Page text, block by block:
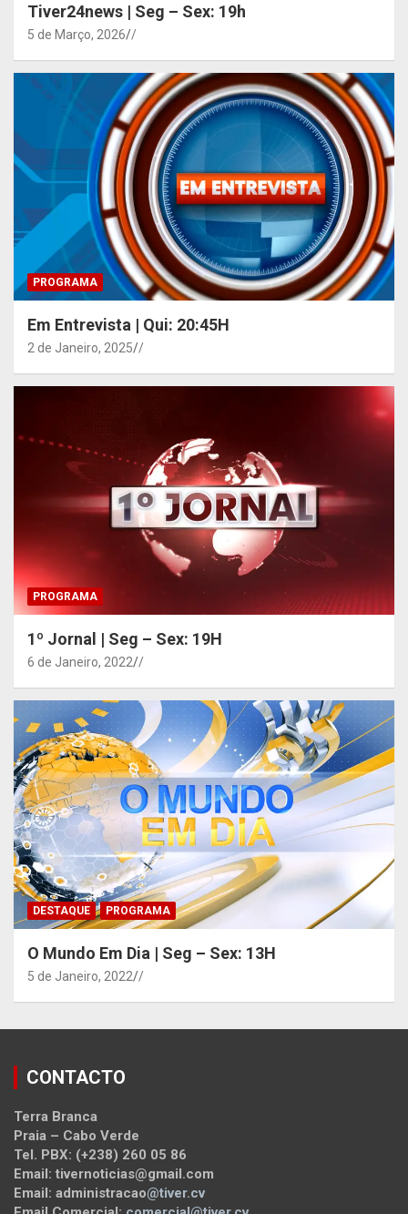
Tiver24news | Seg – Sex: 19h
5 de Março, 2026 /
PROGRAMA
Em Entrevista | Qui: 20:45H
2 de Janeiro, 2025 /
PROGRAMA
1º Jornal | Seg – Sex: 19H
6 de Janeiro, 2022 /
DESTAQUE PROGRAMA
O Mundo Em Dia | Seg – Sex: 13H
5 de Janeiro, 2022 /
CONTACTO
Terra Branca
Praia – Cabo Verde
Tel. PBX: (+238) 260 05 86
Email: tivernoticias@gmail.com
Email: administracao@tiver.cv